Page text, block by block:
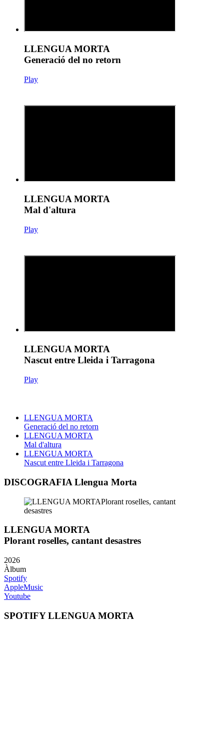
LLENGUA MORTA
Generació del no retorn
Play
LLENGUA MORTA
Mal d'altura
Play
LLENGUA MORTA
Nascut entre Lleida i Tarragona
Play
LLENGUA MORTA
Generació del no retorn
LLENGUA MORTA
Mal d'altura
LLENGUA MORTA
Nascut entre Lleida i Tarragona
DISCOGRAFIA Llengua Morta
LLENGUA MORTA
Plorant roselles, cantant desastres
2026
Àlbum
Spotify
AppleMusic
Youtube
SPOTIFY LLENGUA MORTA